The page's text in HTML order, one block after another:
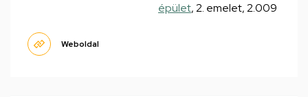
épület, 2. emelet, 2.009
Weboldal